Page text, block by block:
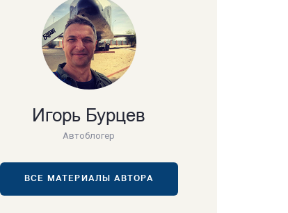
Игорь Бурцев
Автоблогер
ВСЕ МАТЕРИАЛЫ АВТОРА